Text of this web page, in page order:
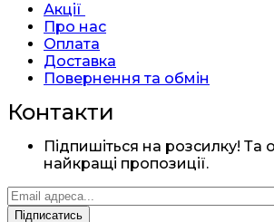
Акції
Про нас
Оплата
Доставка
Повернення та обмін
Контакти
Підпишіться на розсилку! Та
найкращі пропозиції.